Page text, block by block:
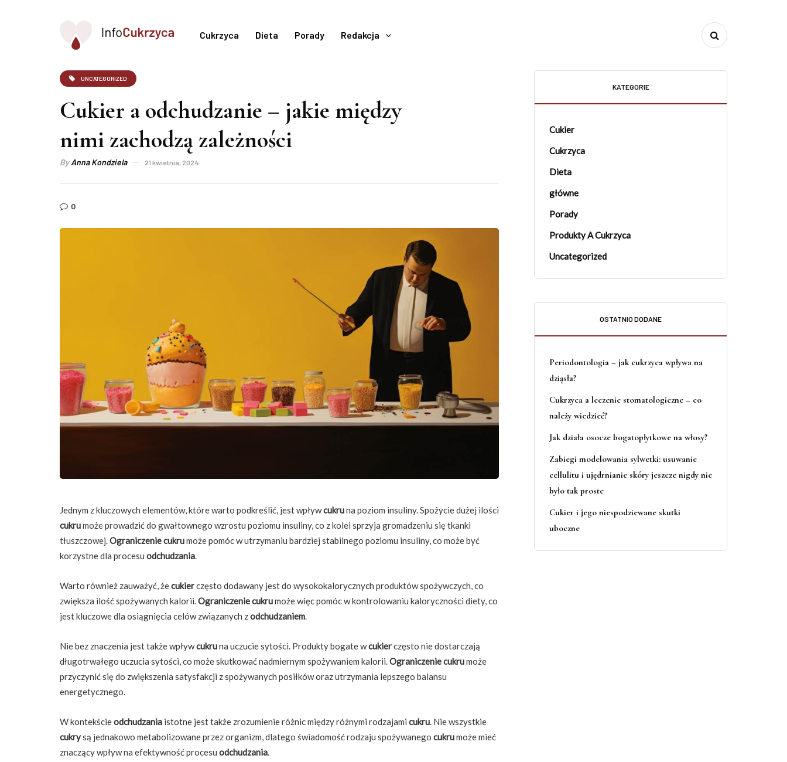
Cukrzyca Dieta Porady Redakcja
UNCATEGORIZED
Cukier a odchudzanie – jakie między
nimi zachodzą zależności
ByAnna Kondziela 21 kwietnia, 2024
0
Jednym z kluczowych elementów, które warto podkreślić, jest wpływcukruna poziom insuliny. Spożycie dużej ilości
cukrumoże prowadzić do gwałtownego wzrostu poziomu insuliny, co z kolei sprzyja gromadzeniu się tkanki
tłuszczowej.Ograniczenie cukrumoże pomóc w utrzymaniu bardziej stabilnego poziomu insuliny, co może być
korzystne dla procesu odchudzania.
Warto również zauważyć, żecukierczęsto dodawany jest do wysokokalorycznych produktów spożywczych, co
zwiększa ilość spożywanych kalorii.Ograniczenie cukrumoże więc pomóc w kontrolowaniu kaloryczności diety, co
jest kluczowe dla osiągnięcia celów związanych zodchudzaniem.
Nie bez znaczenia jest także wpływcukruna uczucie sytości. Produkty bogate wcukierczęsto nie dostarczają
długotrwałego uczucia sytości, co może skutkować nadmiernym spożywaniem kalorii.Ograniczenie cukrumoże
przyczynić się do zwiększenia satysfakcji z spożywanych posiłków oraz utrzymania lepszego balansu
energetycznego.
W kontekścieodchudzania istotne jest także zrozumienie różnic między różnymi rodzajami cukru. Nie wszystkie
cukrysą jednakowo metabolizowane przez organizm, dlatego świadomość rodzaju spożywanego cukrumoże mieć
znaczący wpływ na efektywność procesu odchudzania.
KATEGORIE
Cukier
Cukrzyca
Dieta
główne
Porady
Produkty A Cukrzyca
Uncategorized
OSTATNIO DODANE
Periodontologia – jak cukrzyca wpływa na
dziąsła?
Cukrzyca a leczenie stomatologiczne – co
należy wiedzieć?
Jak działa osocze bogatopłytkowe na włosy?
Zabiegi modelowania sylwetki: usuwanie
cellulitu i ujędrnianie skóry jeszcze nigdy nie
było tak proste
Cukier i jego niespodziewane skutki
uboczne